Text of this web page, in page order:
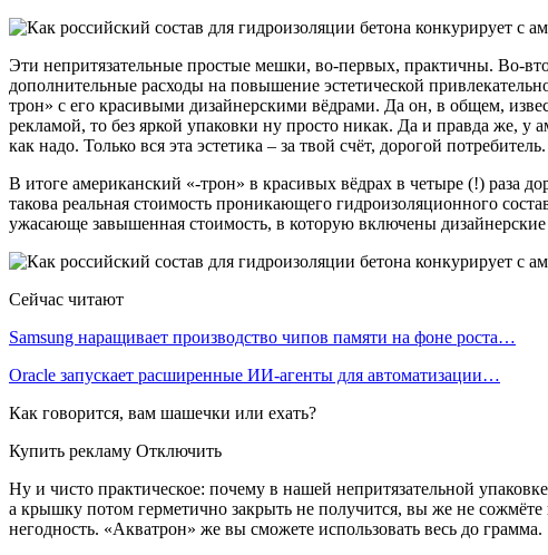
Эти непритязательные простые мешки, во-первых, практичны. Во-
дополнительные расходы на повышение эстетической
трон» с его красивыми дизайнерскими вёдрами. Да он, в общем,
рекламой, то без яркой упаковки ну просто никак. Да и правда же,
как надо. Только вся эта эстетика – за твой счёт, дорогой
В итоге американский «-трон» в красивых вёдрах в четыре (!) раза
такова реальная стоимость проникающего гидроизоляционного
ужасающе завышенная стоимость, в которую включены дизайнерские
Сейчас читают
Samsung наращивает производство чипов памяти на фоне роста…
Oracle запускает расширенные ИИ‑агенты для автоматизации…
Как говорится, вам шашечки или ехать?
Купить рекламу Отключить
Ну и чисто практическое: почему в нашей непритязательной
а крышку потом герметично закрыть не получится, вы же не сожмёте
негодность. «Акватрон» же вы сможете использовать весь до грамма.